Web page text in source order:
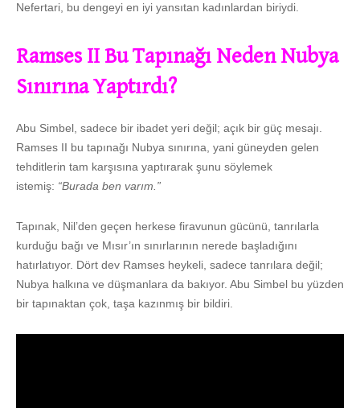
Nefertari, bu dengeyi en iyi yansıtan kadınlardan biriydi.
Ramses II Bu Tapınağı Neden Nubya
Sınırına Yaptırdı?
Abu Simbel, sadece bir ibadet yeri değil; açık bir güç mesajı.
Ramses II bu tapınağı Nubya sınırına, yani güneyden gelen
tehditlerin tam karşısına yaptırarak şunu söylemek
istemiş: “Burada ben varım.”
Tapınak, Nil’den geçen herkese firavunun gücünü, tanrılarla
kurduğu bağı ve Mısır’ın sınırlarının nerede başladığını
hatırlatıyor. Dört dev Ramses heykeli, sadece tanrılara değil;
Nubya halkına ve düşmanlara da bakıyor. Abu Simbel bu yüzden
bir tapınaktan çok, taşa kazınmış bir bildiri.